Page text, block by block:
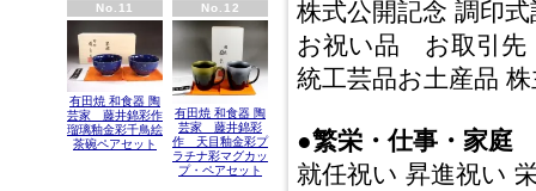
No.11
有田焼 和食器 陶
芸家 藤井錦彩作
瑠璃釉金彩千鳥絵
茶碗ペアセット
No.12
有田焼 和食器 陶
芸家 藤井錦彩
作 天目釉金彩プ
ラチナ彩マグカッ
プ・ペアセット
株式公開記念 調印
お祝い品 お取引先
統工芸品お土産品
●繁栄・仕事・家庭
就任祝い 昇進祝い